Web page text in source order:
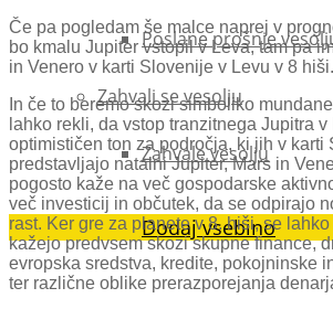
Poslane prošnje
Zahvali se vesolju
Zahvale vesolju
Dodaj vsebino
Če pa pogledam še malce naprej v
bo kmalu Jupiter vstopil v Leva, tam pa
in Venero v karti Slovenije v Levu v 8 hiši.
In če to beremo skozi simboliko
lahko rekli, da vstop tranzitnega Jupitra
optimističen ton za področja, ki jih v karti
predstavljajo natalni Jupiter, Mars in
pogosto kaže na več gospodarske
več investicij in občutek, da se odpirajo
rast. Ker gre za planete v 8. hiši, se
kažejo predvsem skozi skupne finance,
evropska sredstva, kredite, pokojninske
ter različne oblike prerazporejanja